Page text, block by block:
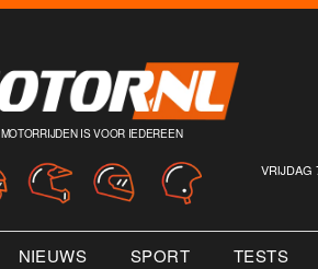
MOTORRIJDEN IS VOOR IEDEREEN
VRIJDAG
NIEUWS SPORT TESTS